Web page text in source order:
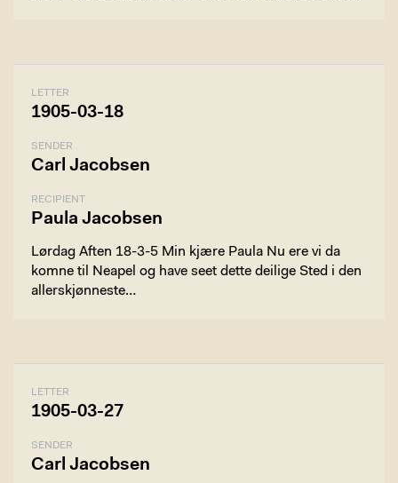
LETTER
1905-03-18
SENDER
Carl Jacobsen
RECIPIENT
Paula Jacobsen
Lørdag Aften 18-3-5 Min kjære Paula Nu ere vi da
komne til Neapel og have seet dette deilige Sted i den
allerskjønneste…
LETTER
1905-03-27
SENDER
Carl Jacobsen